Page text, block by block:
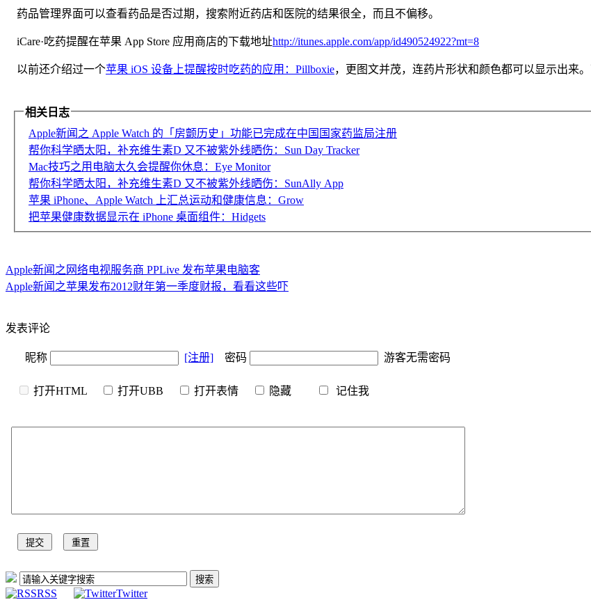
药品管理界面可以查看药品是否过期，搜索附近药店和医院的结果很全，而且不偏移。
iCare·吃药提醒在苹果 App Store 应用商店的下载地址http://itunes.apple.com/app/id490524922?mt=8
以前还介绍过一个苹果 iOS 设备上提醒按时吃药的应用：Pillboxie，更图文并茂，连药片形状和颜色都可以显示出来
相关日志
Apple新闻之 Apple Watch 的「房颤历史」功能已完成在中国国家药监局注册
帮你科学晒太阳，补充维生素D 又不被紫外线晒伤：Sun Day Tracker
Mac技巧之用电脑太久会提醒你休息：Eye Monitor
帮你科学晒太阳，补充维生素D 又不被紫外线晒伤：SunAlly App
苹果 iPhone、Apple Watch 上汇总运动和健康信息：Grow
把苹果健康数据显示在 iPhone 桌面组件：Hidgets
Apple新闻之网络电视服务商 PPLive 发布苹果电脑客
Apple新闻之苹果发布2012财年第一季度财报，看看这些吓
发表评论
昵称 [注册] 密码 游客无需密码
打开HTML 打开UBB 打开表情 隐藏 记住我
RSS Twitter